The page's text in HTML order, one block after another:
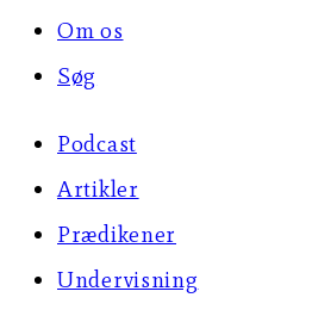
Om os
Søg
Podcast
Artikler
Prædikener
Undervisning